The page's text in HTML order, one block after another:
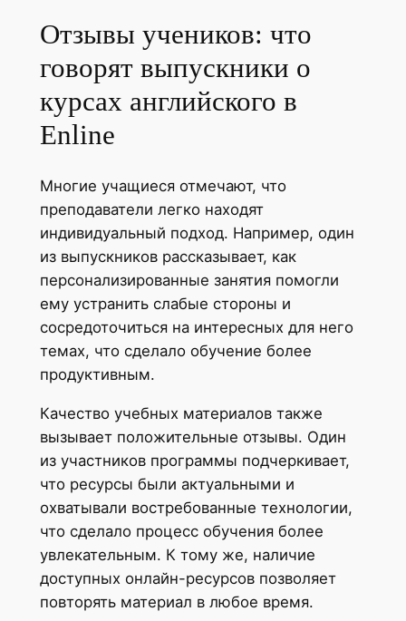
Отзывы учеников: что
говорят выпускники о
курсах английского в
Enline
Многие учащиеся отмечают, что
преподаватели легко находят
индивидуальный подход. Например, один
из выпускников рассказывает, как
персонализированные занятия помогли
ему устранить слабые стороны и
сосредоточиться на интересных для него
темах, что сделало обучение более
продуктивным.
Качество учебных материалов также
вызывает положительные отзывы. Один
из участников программы подчеркивает,
что ресурсы были актуальными и
охватывали востребованные технологии,
что сделало процесс обучения более
увлекательным. К тому же, наличие
доступных онлайн-ресурсов позволяет
повторять материал в любое время.